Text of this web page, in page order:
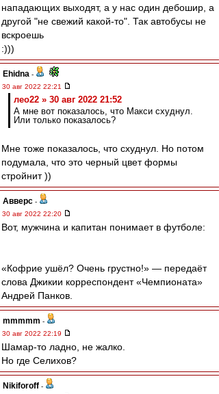
нападающих выходят, а у нас один дебошир, а
другой "не свежий какой-то". Так автобусы не
вскроешь
:)))
Ehidna -
30 авг 2022 22:21
лео22 » 30 авг 2022 21:52
А мне вот показалось, что Макси схуднул.
Или только показалось?
Мне тоже показалось, что схуднул. Но потом
подумала, что это черный цвет формы
стройнит ))
Авверс -
30 авг 2022 22:20
Вот, мужчина и капитан понимает в футболе:
«Кофрие ушёл? Очень грустно!» — передаёт
слова Джикии корреспондент «Чемпионата»
Андрей Панков.
mmmmm -
30 авг 2022 22:19
Шамар-то ладно, не жалко.
Но где Селихов?
Nikiforoff -